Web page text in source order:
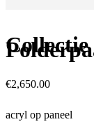
Collectie
€2,650.00
acryl op paneel